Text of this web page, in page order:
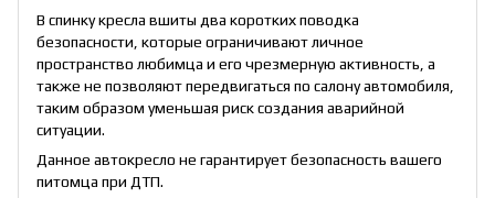
В спинку кресла вшиты два коротких поводка
безопасности, которые ограничивают личное
пространство любимца и его чрезмерную активность, а
также не позволяют передвигаться по салону автомобиля,
таким образом уменьшая риск создания аварийной
ситуации.
Данное автокресло не гарантирует безопасность вашего
питомца при ДТП.